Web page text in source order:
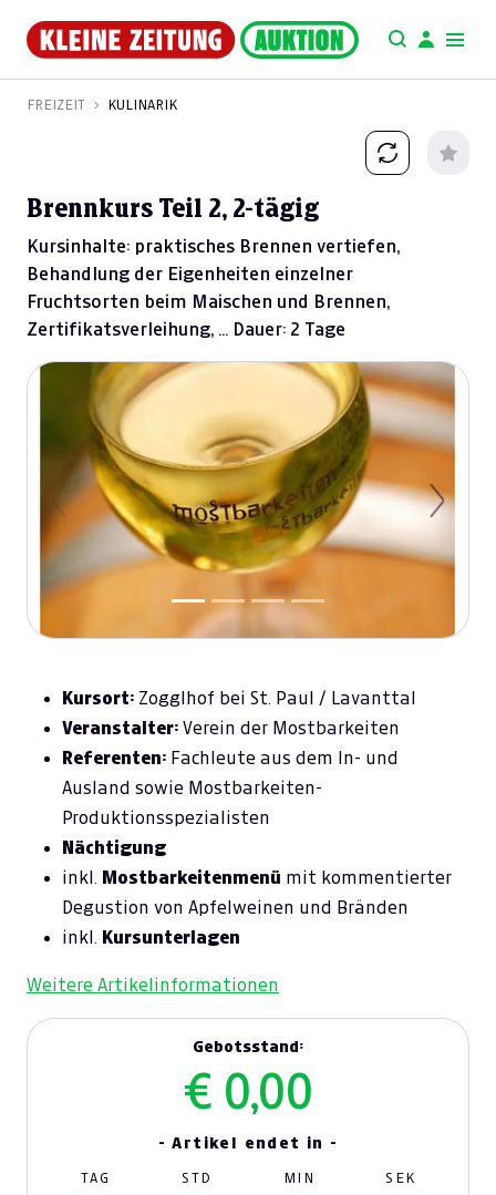
FREIZEIT KULINARIK
Brennkurs Teil 2, 2-tägig
Kursinhalte: praktisches Brennen vertiefen,
Behandlung der Eigenheiten einzelner
Fruchtsorten beim Maischen und Brennen,
Zertifikatsverleihung, ... Dauer: 2 Tage
Previous Next
Kursort: Zogglhof bei St. Paul / Lavanttal
Veranstalter: Verein der Mostbarkeiten
Referenten: Fachleute aus dem In- und
Ausland sowie Mostbarkeiten-
Produktionsspezialisten
Nächtigung
inkl. Mostbarkeitenmenü mit kommentierter
Degustion von Apfelweinen und Bränden
inkl.
Kursunterlagen
Weitere Artikelinformationen
Gebotsstand:
€ 0,00
- Artikel endet in -
TAG STD MIN SEK